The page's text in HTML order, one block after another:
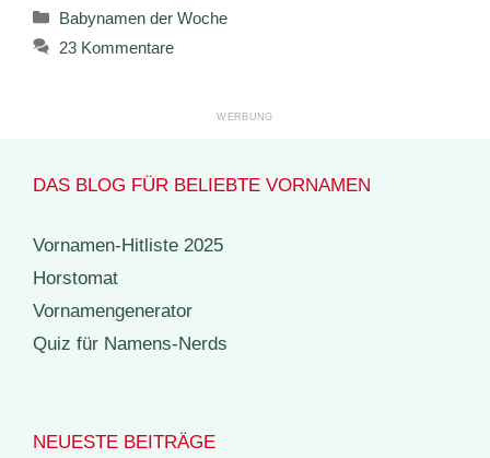
Kategorien
Babynamen der Woche
23 Kommentare
DAS BLOG FÜR BELIEBTE VORNAMEN
Vornamen-Hitliste 2025
Horstomat
Vornamengenerator
Quiz für Namens-Nerds
NEUESTE BEITRÄGE